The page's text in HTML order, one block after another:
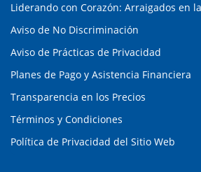
Liderando con Corazón: Arraigados en
Aviso de No Discriminación
Aviso de Prácticas de Privacidad
Planes de Pago y Asistencia Financiera
Transparencia en los Precios
Términos y Condiciones
Política de Privacidad del Sitio Web